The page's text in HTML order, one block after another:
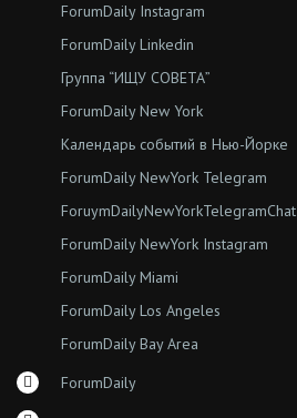
ForumDaily Instagram
ForumDaily Linkedin
Группа “ИЩУ СОВЕТА”
ForumDaily New York
Календарь событий в Нью-Йорке
ForumDaily NewYork Telegram
ForuymDailyNewYorkTelegramChat
ForumDaily NewYork Instagram
ForumDaily Miami
ForumDaily Los Angeles
ForumDaily Bay Area
ForumDaily